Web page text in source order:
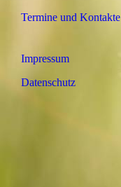
Termine und Kontakte
Impressum
Datenschutz